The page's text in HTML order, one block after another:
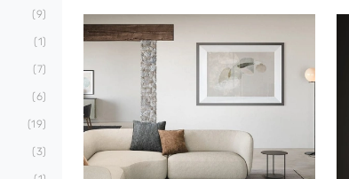
9
1
7
6
19
3